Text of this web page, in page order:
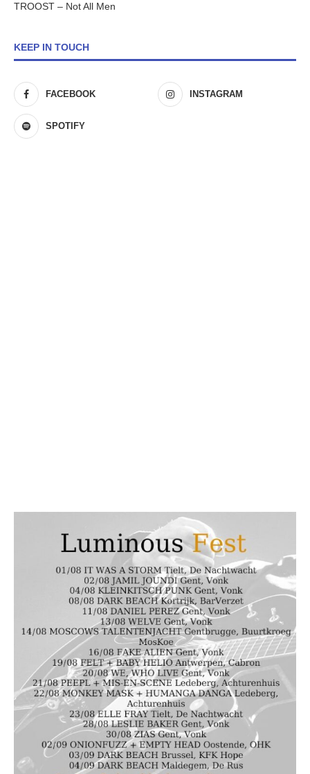
TROOST – Not All Men
KEEP IN TOUCH
FACEBOOK INSTAGRAM
SPOTIFY